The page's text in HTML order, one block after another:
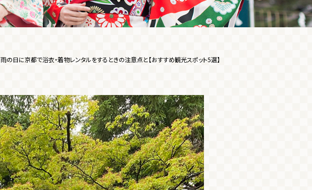
雨の日に京都で浴衣・着物レンタルをするときの注意点と【おすすめ観光スポット5選】